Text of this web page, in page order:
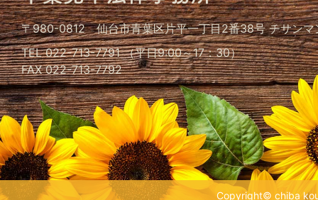
〒980-0812仙台市青葉区片平一丁目2番38号チサン
TEL 022-713-7791 （平日9:00～17：30）
FAX 022-713-7792
Copyright© chiba